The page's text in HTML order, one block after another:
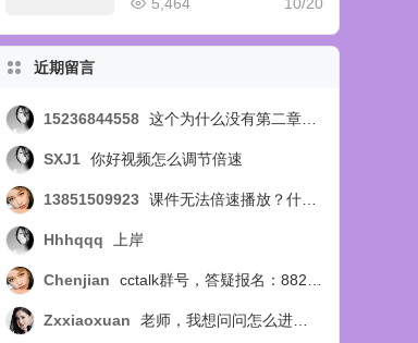
近期留言
15236844558 这个为什么没有第二章的视频呢，第四节的？？？
SXJ1 你好视频怎么调节倍速
13851509923 课件无法倍速播放？什么问题
Hhhqqq 上岸
Chenjian cctalk群号，答疑报名：88254218
Zxxiaoxuan 老师，我想问问怎么进答疑群呢？